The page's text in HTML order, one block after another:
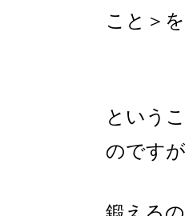
こと＞
という
のですが